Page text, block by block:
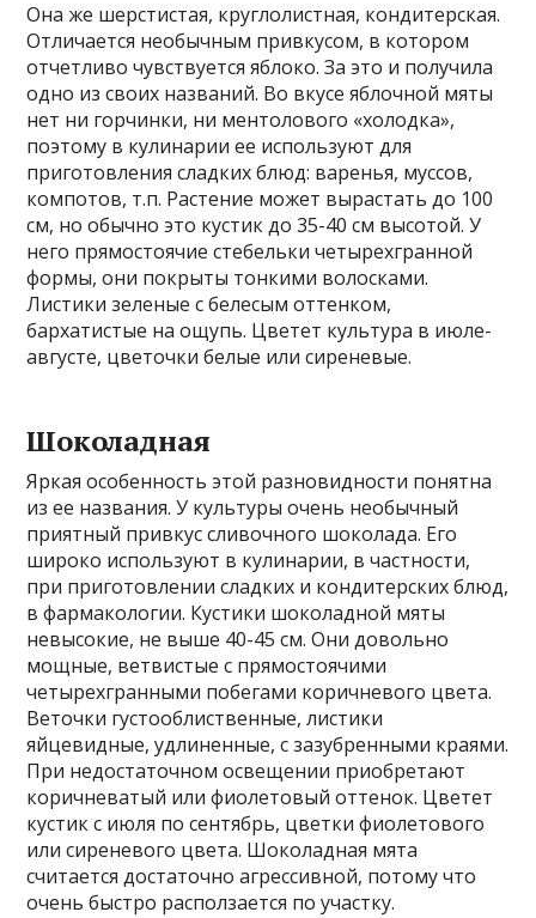
Она же шерстистая, круглолистная, кондитерская.
Отличается необычным привкусом, в котором
отчетливо чувствуется яблоко. За это и получила
одно из своих названий. Во вкусе яблочной мяты
нет ни горчинки, ни ментолового «холодка»,
поэтому в кулинарии ее используют для
приготовления сладких блюд: варенья, муссов,
компотов, т.п. Растение может вырастать до 100
см, но обычно это кустик до 35-40 см высотой. У
него прямостоячие стебельки четырехгранной
формы, они покрыты тонкими волосками.
Листики зеленые с белесым оттенком,
бархатистые на ощупь. Цветет культура в июле-
августе, цветочки белые или сиреневые.
Шоколадная
Яркая особенность этой разновидности понятна
из ее названия. У культуры очень необычный
приятный привкус сливочного шоколада. Его
широко используют в кулинарии, в частности,
при приготовлении сладких и кондитерских блюд,
в фармакологии. Кустики шоколадной мяты
невысокие, не выше 40-45 см. Они довольно
мощные, ветвистые с прямостоячими
четырехгранными побегами коричневого цвета.
Веточки густооблиственные, листики
яйцевидные, удлиненные, с зазубренными краями.
При недостаточном освещении приобретают
коричневатый или фиолетовый оттенок. Цветет
кустик с июля по сентябрь, цветки фиолетового
или сиреневого цвета. Шоколадная мята
считается достаточно агрессивной, потому что
очень быстро расползается по участку.